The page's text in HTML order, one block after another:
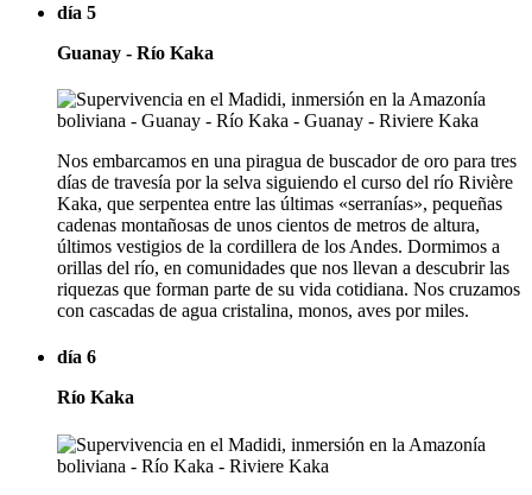
día 5
Guanay - Río Kaka
Nos embarcamos en una piragua de buscador de oro para tres
días de travesía por la selva siguiendo el curso del río Rivière
Kaka, que serpentea entre las últimas «serranías», pequeñas
cadenas montañosas de unos cientos de metros de altura,
últimos vestigios de la cordillera de los Andes. Dormimos a
orillas del río, en comunidades que nos llevan a descubrir las
riquezas que forman parte de su vida cotidiana. Nos cruzamos
con cascadas de agua cristalina, monos, aves por miles.
día 6
Río Kaka